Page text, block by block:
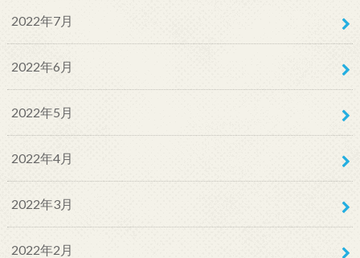
2022年7月
2022年6月
2022年5月
2022年4月
2022年3月
2022年2月